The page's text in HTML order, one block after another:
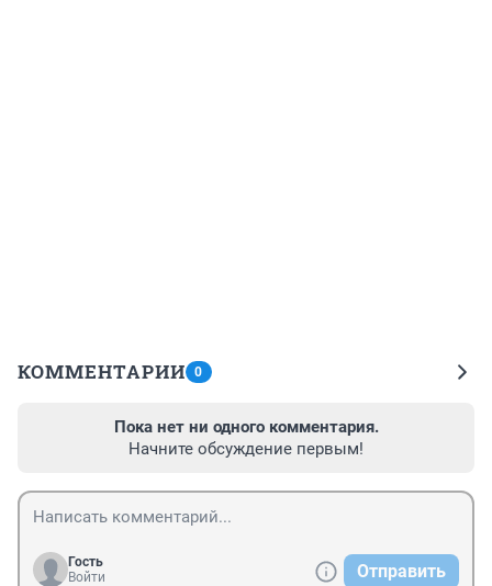
КОММЕНТАРИИ 0
Пока нет ни одного комментария.
Начните обсуждение первым!
Гость
Войти
Отправить